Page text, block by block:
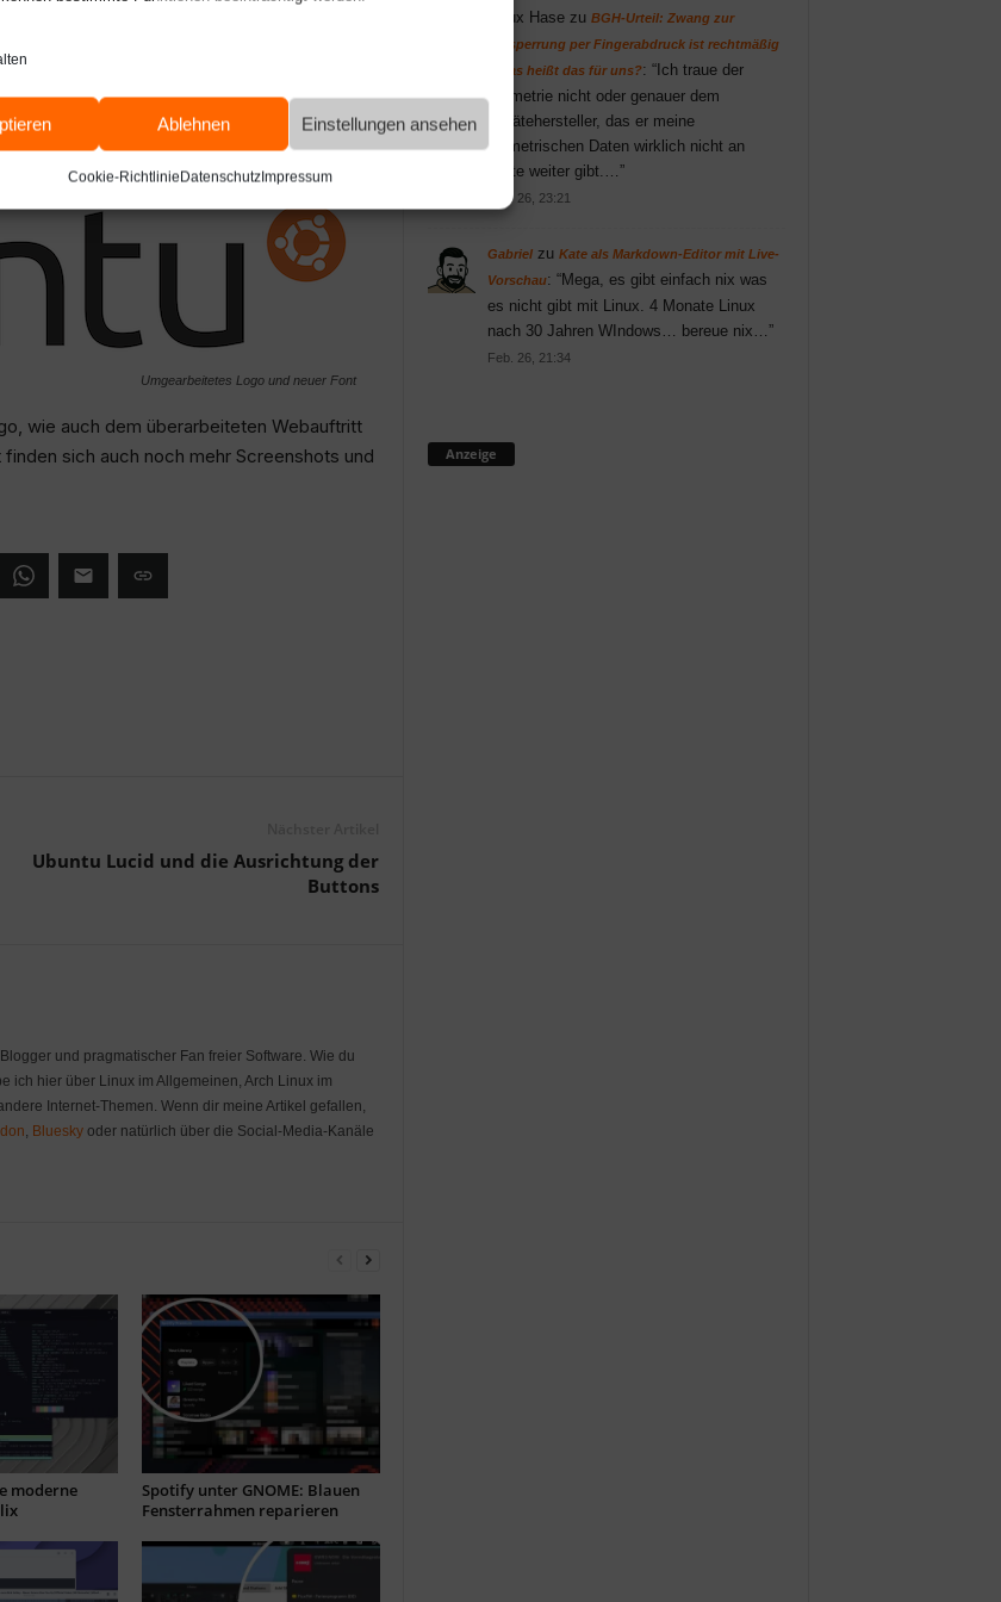
Ablehnen Einstellungen ansehen
Cookie-RichtlinieDatenschutzImpressum
von Ubuntu überarbeitet. Das
wurde die Schriftart des Ubuntu-Logos
bisher zur Verfügung gestellt werden.
Umgearbeitetes Logo und neuer Font
wie auch dem überarbeiteten Webauftritt
finden sich auch noch mehr Screenshots und
Ubuntu Lucid und die Ausrichtung der
Buttons
und pragmatischer Fan freier Software. Wie du
ich hier über Linux im Allgemeinen, Arch Linux im
Internet-Themen. Wenn dir meine Artikel gefallen,
, Blueskyoder natürlich über die Social-Media-Kanäle
moderne
Spotify unter GNOME: Blauen
Fensterrahmen reparieren
Linux Hasezu BGH-Urteil: Zwang zur
Entsperrung per Fingerabdruck ist rechtmäßig
– was heißt das für uns?: “Ich traue der
Biometrie nicht oder genauer dem
Gerätehersteller, das er meine
biometrischen Daten wirklich nicht an
Dritte weiter gibt.…”
Feb. 26, 23:21
Gabrielzu Kate als Markdown-Editor mit Live-
Vorschau: “Mega, es gibt einfach nix was
es nicht gibt mit Linux. 4 Monate Linux
nach 30 Jahren WIndows… bereue nix…”
Feb. 26, 21:34
Anzeige